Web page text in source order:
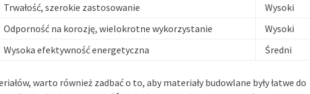
Trwałość, szerokie zastosowanie
Wysoki
Odporność na korozję, wielokrotne wykorzystanie
Wysoki
Wysoka efektywność energetyczna Średni
warto również zadbać o to, aby materiały budowlane były łatwe do